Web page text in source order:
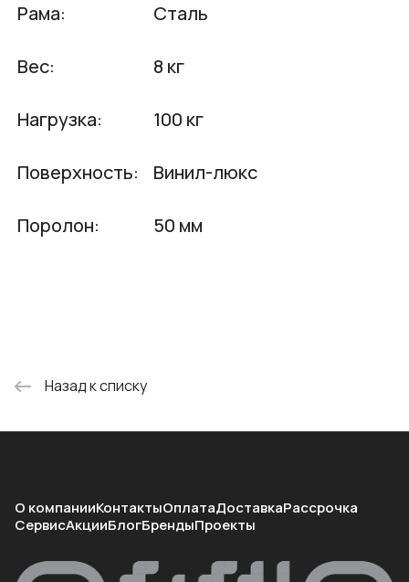
Рама: Сталь
Вес: 8 кг
Нагрузка: 100 кг
Поверхность: Винил-люкс
Поролон: 50 мм
Назад к списку
О компанииКонтактыОплатаДоставкаРассрочка
СервисАкцииБлогБрендыПроекты